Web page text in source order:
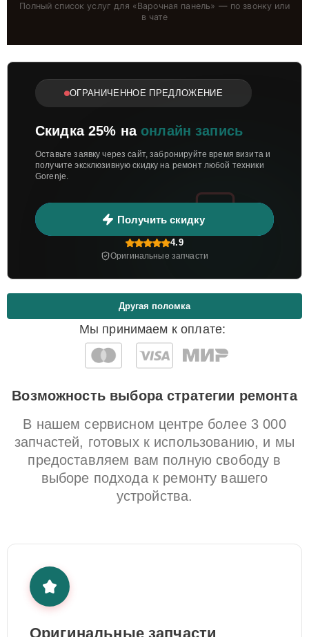
Полный список услуг для «Варочная панель» — по звонку или
в чате
ОГРАНИЧЕННОЕ ПРЕДЛОЖЕНИЕ
Скидка 25% на онлайн запись
Оставьте заявку через сайт, забронируйте время визита и
получите эксклюзивную скидку на ремонт любой техники
Gorenje.
Получить скидку
4.9
Оригинальные запчасти
Мы принимаем к оплате:
Другая поломка
Возможность выбора стратегии ремонта
В нашем сервисном центре более 3 000
запчастей, готовых к использованию, и мы
предоставляем вам полную свободу в
выборе подхода к ремонту вашего
устройства.
Оригинальные запчасти